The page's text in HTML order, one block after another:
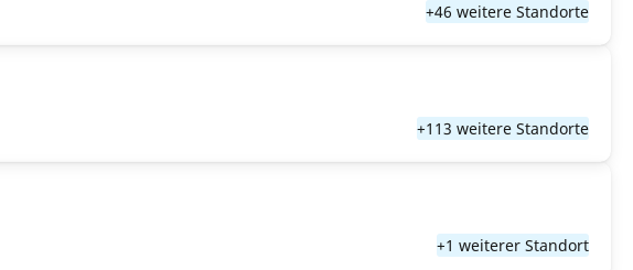
+46 weitere Standorte
+113 weitere Standorte
+1 weiterer Standort